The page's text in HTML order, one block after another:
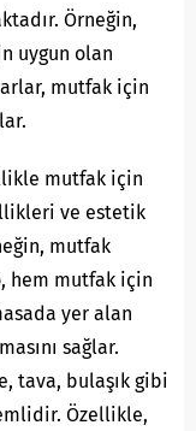
Örneğin,
uygun olan
mutfak için
mutfak için
ve estetik
mutfak
hem mutfak için
yer alan
sağlar.
tava, bulaşık gibi
Özellikle,